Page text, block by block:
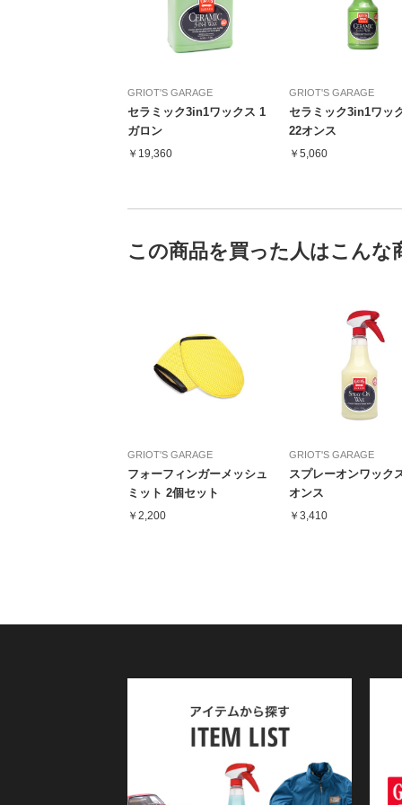
GRIOT'S GARAGE
セラミック3in1ワックス 1
ガロン
￥19,360
GRIOT'S GARAGE
セラミック3in1ワッ
22オンス
￥5,060
この商品を買った人はこんな
GRIOT'S GARAGE
フォーフィンガーメッシュ
ミット 2個セット
￥2,200
GRIOT'S GARAGE
スプレーオンワック
オンス
￥3,410